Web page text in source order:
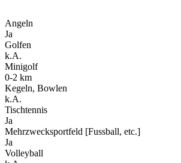
Angeln
Ja
Golfen
k.A.
Minigolf
0-2 km
Kegeln, Bowlen
k.A.
Tischtennis
Ja
Mehrzwecksportfeld [Fussball, etc.]
Ja
Volleyball